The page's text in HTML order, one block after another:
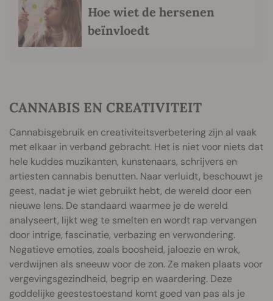
Hoe wiet de hersenen
beïnvloedt
CANNABIS EN CREATIVITEIT
Cannabisgebruik en creativiteitsverbetering zijn al vaak
met elkaar in verband gebracht. Het is niet voor niets dat
hele kuddes muzikanten, kunstenaars, schrijvers en
artiesten cannabis benutten. Naar verluidt, beschouwt je
geest, nadat je wiet gebruikt hebt, de wereld door een
nieuwe lens. De standaard waarmee je de wereld
analyseert, lijkt weg te smelten en wordt rap vervangen
door intrige, fascinatie, verbazing en verwondering.
Negatieve emoties, zoals boosheid, jaloezie en wrok,
verdwijnen als sneeuw voor de zon. Ze maken plaats voor
vergevingsgezindheid, begrip en waardering. Deze
goddelijke geestestoestand komt goed van pas als je